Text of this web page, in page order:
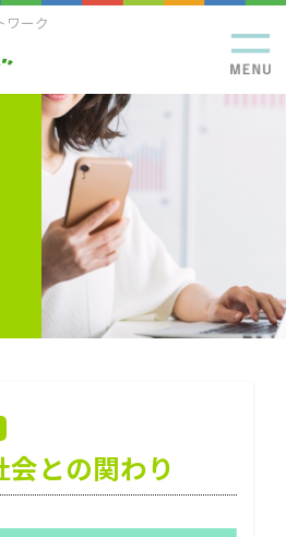
ワーク
会との関わり